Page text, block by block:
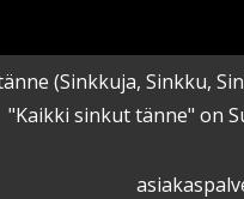
(Sinkkuja, Sinkku,
"Kaikki sinkut tänne" on